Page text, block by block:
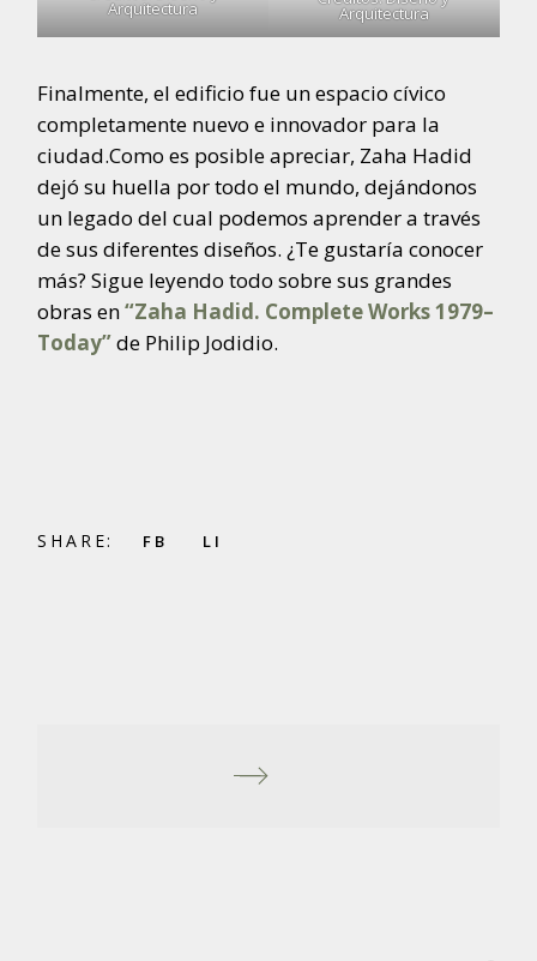
Arquitectura Arquitectura
Finalmente, el edificio fue un espacio cívico
completamente nuevo e innovador para la
ciudad.Como es posible apreciar, Zaha Hadid
dejó su huella por todo el mundo, dejándonos
un legado del cual podemos aprender a través
de sus diferentes diseños. ¿Te gustaría conocer
más? Sigue leyendo todo sobre sus grandes
obras en“Zaha Hadid. Complete Works 1979–
Today”de Philip Jodidio.
SHARE: FB LI